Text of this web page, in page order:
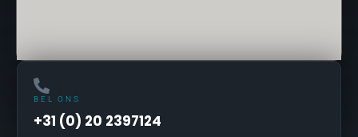
BEL ONS
+31 (0) 20 2397124